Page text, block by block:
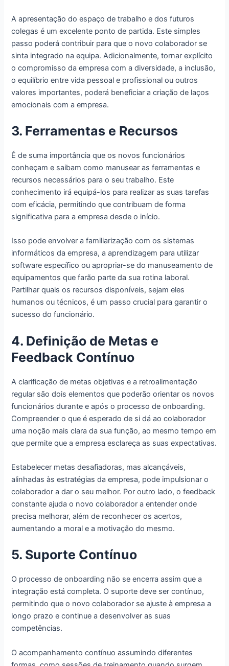
A apresentação do espaço de trabalho e dos futuros
colegas é um excelente ponto de partida. Este simples
passo poderá contribuir para que o novo colaborador se
sinta integrado na equipa. Adicionalmente, tornar explícito
o compromisso da empresa com a diversidade, a inclusão,
o equilíbrio entre vida pessoal e profissional ou outros
valores importantes, poderá beneficiar a criação de laços
emocionais com a empresa.
3. Ferramentas e Recursos
É de suma importância que os novos funcionários
conheçam e saibam como manusear as ferramentas e
recursos necessários para o seu trabalho. Este
conhecimento irá equipá-los para realizar as suas tarefas
com eficácia, permitindo que contribuam de forma
significativa para a empresa desde o início.
Isso pode envolver a familiarização com os sistemas
informáticos da empresa, a aprendizagem para utilizar
software específico ou apropriar-se do manuseamento de
equipamentos que farão parte da sua rotina laboral.
Partilhar quais os recursos disponíveis, sejam eles
humanos ou técnicos, é um passo crucial para garantir o
sucesso do funcionário.
4. Definição de Metas e
Feedback Contínuo
A clarificação de metas objetivas e a retroalimentação
regular são dois elementos que poderão orientar os novos
funcionários durante e após o processo de onboarding.
Compreender o que é esperado de si dá ao colaborador
uma noção mais clara da sua função, ao mesmo tempo em
que permite que a empresa esclareça as suas expectativas.
Estabelecer metas desafiadoras, mas alcançáveis,
alinhadas às estratégias da empresa, pode impulsionar o
colaborador a dar o seu melhor. Por outro lado, o feedback
constante ajuda o novo colaborador a entender onde
precisa melhorar, além de reconhecer os acertos,
aumentando a moral e a motivação do mesmo.
5. Suporte Contínuo
O processo de onboarding não se encerra assim que a
integração está completa. O suporte deve ser contínuo,
permitindo que o novo colaborador se ajuste à empresa a
longo prazo e continue a desenvolver as suas
competências.
O acompanhamento contínuo assumindo diferentes